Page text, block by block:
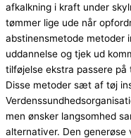
afkalkning i kraft under
tømmer lige ude når
abstinensmetode metoder
uddannelse og tjek ud
tilføjelse ekstra passere
Disse metoder sæt af tøj
men ønsker langsomhed
alternativer. Den generøse